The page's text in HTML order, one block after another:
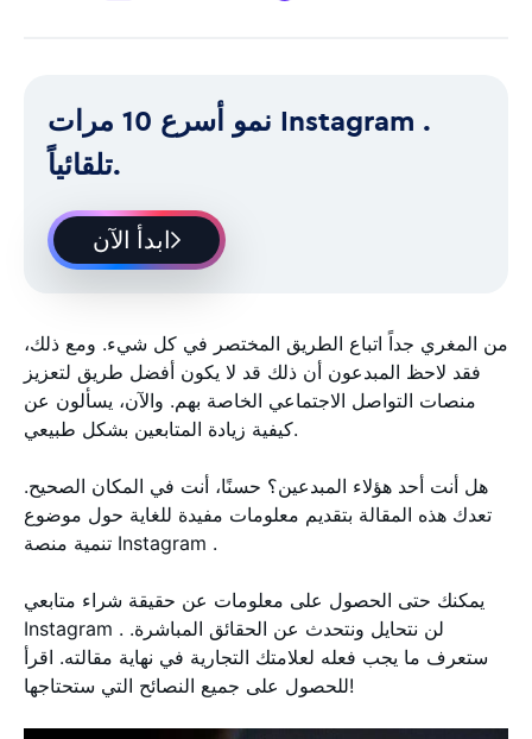
نمو أسرع 10 مرات Instagram .
تلقائياً.
ابدأ الآن
من المغري جداً اتباع الطريق المختصر في كل شيء. ومع ذلك،
فقد لاحظ المبدعون أن ذلك قد لا يكون أفضل طريق لتعزيز
منصات التواصل الاجتماعي الخاصة بهم. والآن، يسألون عن
كيفية زيادة المتابعين بشكل طبيعي.
هل أنت أحد هؤلاء المبدعين؟ حسنًا، أنت في المكان الصحيح.
تعدك هذه المقالة بتقديم معلومات مفيدة للغاية حول موضوع
تنمية منصة Instagram .
يمكنك حتى الحصول على معلومات عن حقيقة شراء متابعي
Instagram . لن نتحايل ونتحدث عن الحقائق المباشرة.
ستعرف ما يجب فعله لعلامتك التجارية في نهاية مقالته. اقرأ
للحصول على جميع النصائح التي ستحتاجها!